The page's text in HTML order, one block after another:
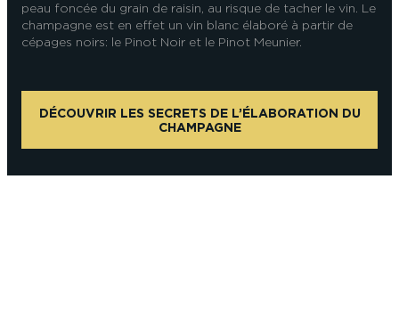
peau foncée du grain de raisin, au risque de tacher le vin. Le
champagne est en effet un vin blanc élaboré à partir de
cépages noirs : le Pinot Noir et le Pinot Meunier.
DÉCOUVRIR LES SECRETS DE L’ÉLABORATION DU
CHAMPAGNE